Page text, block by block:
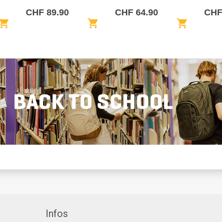
CHF 89.90
shopping_cart
CHF 64.90
shopping_cart
Infos